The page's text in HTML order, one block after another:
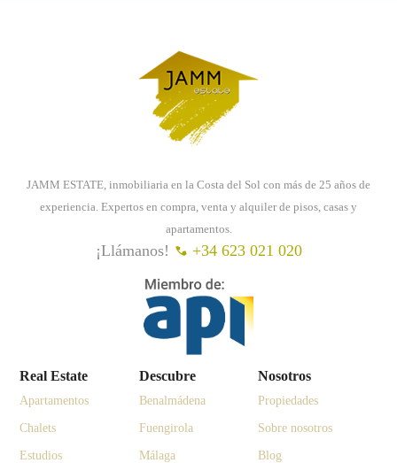
JAMM ESTATE, inmobiliaria en la Costa del Sol con más de 25 años de
experiencia. Expertos en compra, venta y alquiler de pisos, casas y
apartamentos.
¡Llámanos! +34 623 021 020
Real Estate
Apartamentos
Chalets
Estudios
Descubre
Benalmádena
Fuengirola
Málaga
Nosotros
Propiedades
Sobre nosotros
Blog